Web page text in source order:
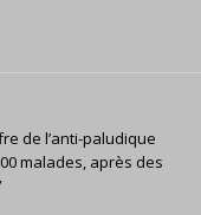
de l’anti-paludique
malades, après des